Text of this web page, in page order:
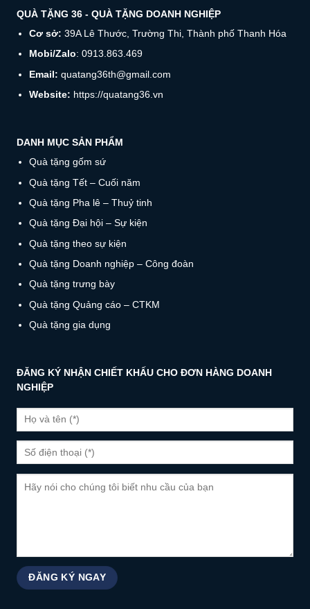
QUÀ TẶNG 36 - QUÀ TẶNG DOANH NGHIỆP
Cơ sở:39A Lê Thước, Trường Thi, Thành phố Thanh Hóa
Mobi/Zalo: 0913.863.469
Email: quatang36th@gmail.com
Website: https://quatang36.vn
DANH MỤC SẢN PHẨM
Quà tặng gốm sứ
Quà tặng Tết – Cuối năm
Quà tặng Pha lê – Thuỷ tinh
Quà tặng Đại hội – Sự kiện
Quà tặng theo sự kiện
Quà tặng Doanh nghiệp – Công đoàn
Quà tặng trưng bày
Quà tặng Quảng cáo – CTKM
Quà tặng gia dụng
ĐĂNG KÝ NHẬN CHIẾT KHẤU CHO ĐƠN HÀNG DOANH
NGHIỆP